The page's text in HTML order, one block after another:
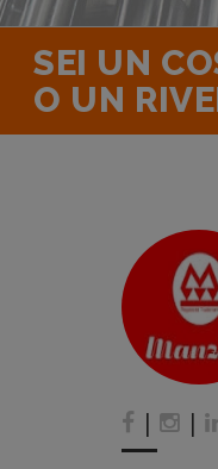
SEI UN
O UN
| |